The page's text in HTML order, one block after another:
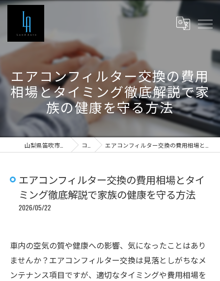
エアコンフィルター交換の費用
相場とタイミング徹底解説で家
族の健康を守る方法
コラム エアコンフィルター交換の費用相場とタイミング徹底解説で家族の健康を守る方法
エアコンフィルター交換の費用相場とタイ
ミング徹底解説で家族の健康を守る方法
2026/05/22
車内の空気の質や健康への影響、気になったことはあり
ませんか？エアコンフィルター交換は見落としがちなメ
ンテナンス項目ですが、適切なタイミングや費用相場を